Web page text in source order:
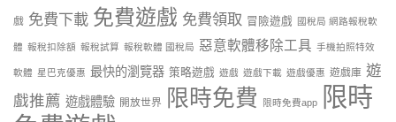
戲 免費下載 免費遊戲 免費領取 冒險遊戲 國稅局 網路報稅軟
體 報稅扣除額 報稅試算 報稅軟體 國稅局 惡意軟體移除工具 手機拍照特效
軟體 星巴克優惠 最快的瀏覽器 策略遊戲 遊戲 遊戲下載 遊戲優惠 遊戲庫 遊
戲推薦 遊戲體驗 開放世界 限時免費 限時免費app
限時